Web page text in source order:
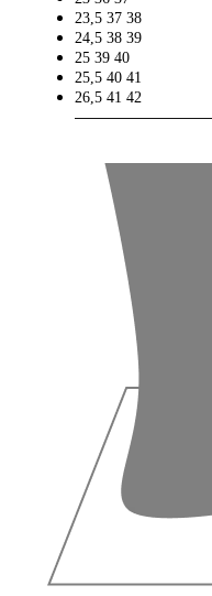
23,5 37 38
24,5 38 39
25 39 40
25,5 40 41
26,5 41 42